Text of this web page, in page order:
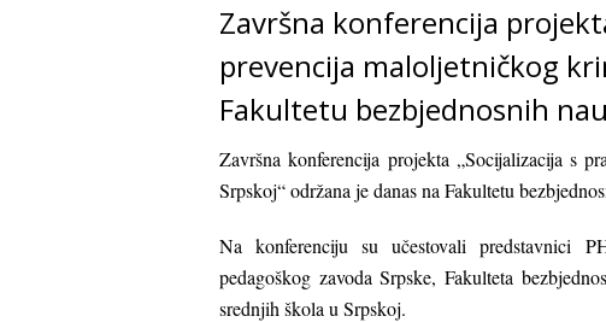
Završna konferencija
prevencija maloljetničkog
Fakultetu bezbjednosnih
Završna konferencija projekta „Socijalizacija s
Srpskoj“ održana je danas na Fakultetu
Na konferenciju su učestovali predstavnici
pedagoškog zavoda Srpske, Fakulteta
srednjih škola u Srpskoj.